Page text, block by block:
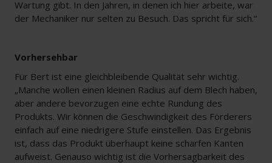
Wartung gibt. In den Jahren, in denen ich hier arbeite, war
der Mechaniker nur selten zu Besuch. Das spricht für sich.“
Vorhersehbar
Für Bert ist eine gleichbleibende Qualität sehr wichtig.
„Manche wollen einen kleinen Radius auf dem Blech haben,
aber andere bevorzugen eine echte Rundung des
Produkts. Wir können die Geschwindigkeit des Förderers
einfach auf eine niedrigere Stufe einstellen. Das Ergebnis
ist, dass das Produkt überhaupt keine scharfen Kanten
aufweist. Genauso wichtig ist die Vorhersagbarkeit des